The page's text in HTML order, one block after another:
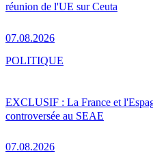
réunion de l'UE sur Ceuta
07.08.2026
EXCLUSIF : La France et
controversée au SEAE
07.08.2026
POLITIQUE